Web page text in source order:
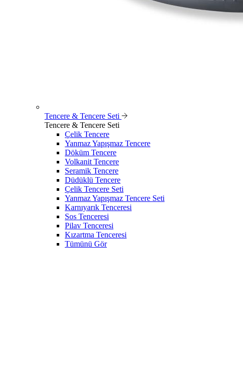
Tencere & Tencere Seti
Tencere & Tencere Seti
Çelik Tencere
Yanmaz Yapışmaz Tencere
Döküm Tencere
Volkanit Tencere
Seramik Tencere
Düdüklü Tencere
Çelik Tencere Seti
Yanmaz Yapışmaz Tencere Seti
Karnıyarık Tenceresi
Sos Tenceresi
Pilav Tenceresi
Kızartma Tenceresi
Tümünü Gör